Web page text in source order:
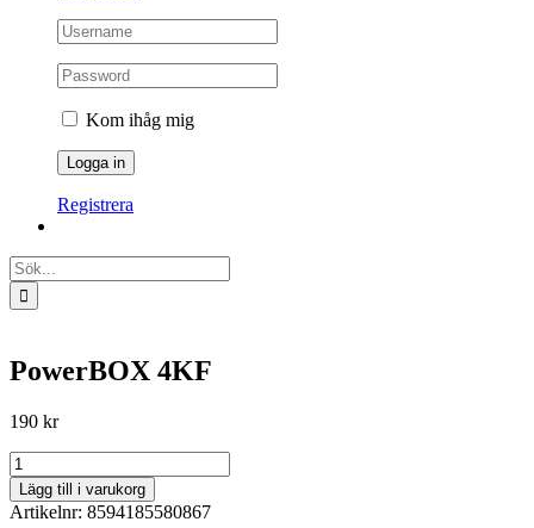
Kom ihåg mig
Registrera
Sök
efter:
PowerBOX 4KF
190 kr
PowerBOX
4KF
mängd
Lägg till i varukorg
Artikelnr: 8594185580867